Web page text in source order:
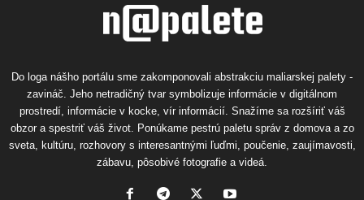
Do loga nášho portálu sme zakomponovali abstrakciu maliarskej palety -
zavináč. Jeho netradičný tvar symbolizuje informácie v digitálnom
prostredí, informácie v kocke, vír informácií. Snažíme sa rozšíriť váš
obzor a spestriť váš život. Ponúkame pestrú paletu správ z domova a zo
sveta, kultúru, rozhovory s interesantnými ľuďmi, poučenie, zaujímavosti,
zábavu, pôsobivé fotografie a videá.